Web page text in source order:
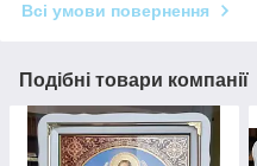
Всі умови повернення
Подібні товари компанії